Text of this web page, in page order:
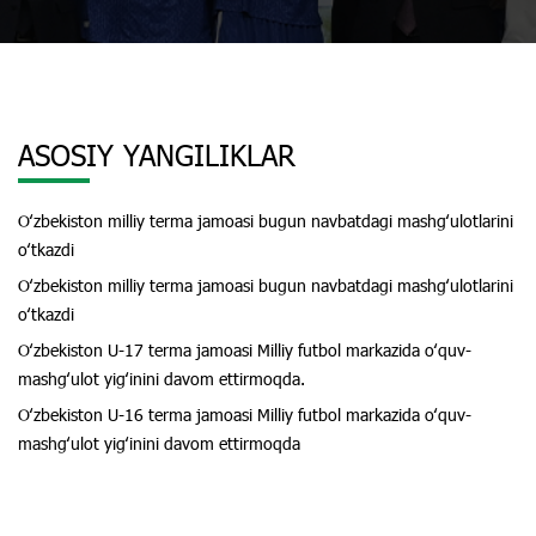
ASOSIY YANGILIKLAR
Oʻzbekiston milliy terma jamoasi bugun navbatdagi mashgʻulotlarini
oʻtkazdi
Oʻzbekiston milliy terma jamoasi bugun navbatdagi mashgʻulotlarini
oʻtkazdi
Oʻzbekiston U-17 terma jamoasi Milliy futbol markazida oʻquv-
mashgʻulot yigʻinini davom ettirmoqda.
Oʻzbekiston U-16 terma jamoasi Milliy futbol markazida oʻquv-
mashgʻulot yigʻinini davom ettirmoqda